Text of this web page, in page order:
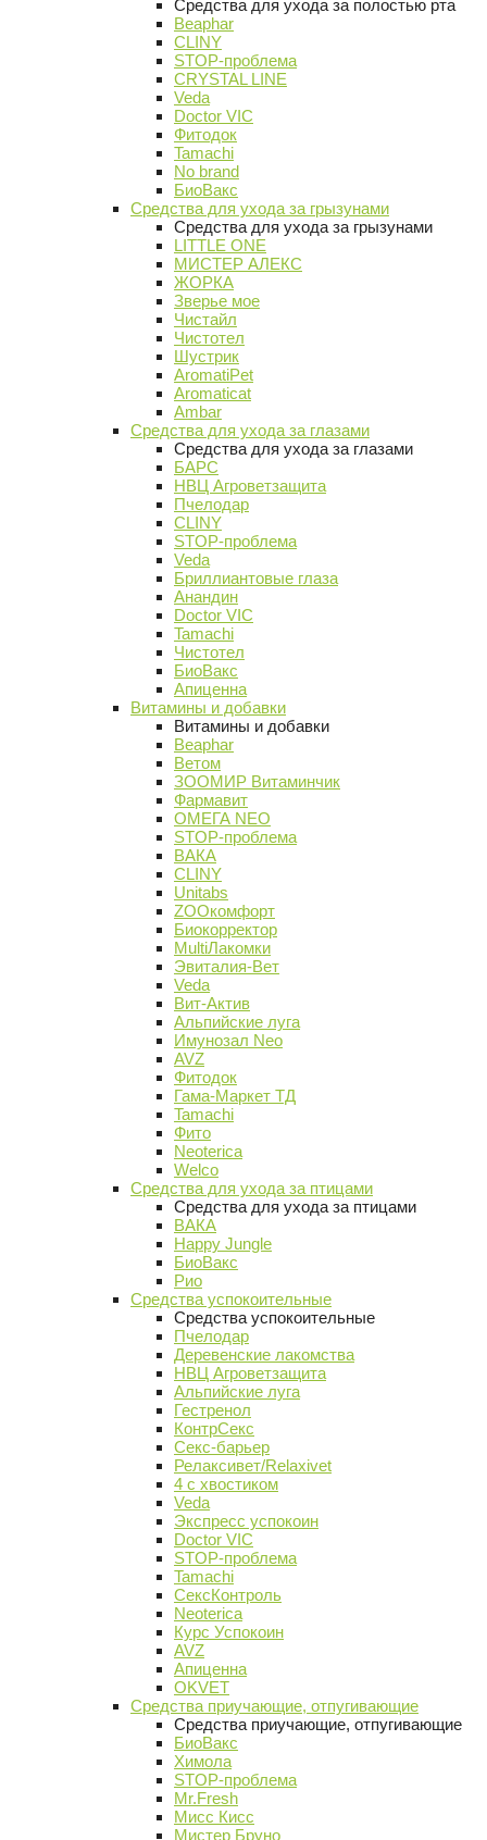
Средства для ухода за полостью рта
Beaphar
CLINY
STOP-проблема
CRYSTAL LINE
Veda
Doctor VIC
Фитодок
Tamachi
No brand
БиоВакс
Средства для ухода за грызунами
Средства для ухода за грызунами
LITTLE ONE
МИСТЕР АЛЕКС
ЖОРКА
Зверье мое
Чистайл
Чистотел
Шустрик
AromatiPet
Aromaticat
Ambar
Средства для ухода за глазами
Средства для ухода за глазами
БАРС
НВЦ Агроветзащита
Пчелодар
CLINY
STOP-проблема
Veda
Бриллиантовые глаза
Анандин
Doctor VIC
Tamachi
Чистотел
БиоВакс
Апиценна
Витамины и добавки
Витамины и добавки
Beaphar
Ветом
ЗООМИР Витаминчик
Фармавит
ОМЕГА NEO
STOP-проблема
ВАКА
CLINY
Unitabs
ZOOкомфорт
Биокорректор
MultiЛакомки
Эвиталия-Вет
Veda
Вит-Актив
Альпийские луга
Имунозал Neo
AVZ
Фитодок
Гама-Маркет ТД
Tamachi
Фито
Neoterica
Welco
Средства для ухода за птицами
Средства для ухода за птицами
ВАКА
Happy Jungle
БиоВакс
Рио
Средства успокоительные
Средства успокоительные
Пчелодар
Деревенские лакомства
НВЦ Агроветзащита
Альпийские луга
Гестренол
КонтрСекс
Секс-барьер
Релаксивет/Relaxivet
4 с хвостиком
Veda
Экспресс успокоин
Doctor VIC
STOP-проблема
Tamachi
СексКонтроль
Neoterica
Курс Успокоин
AVZ
Апиценна
OKVET
Средства приучающие, отпугивающие
Средства приучающие, отпугивающие
БиоВакс
Химола
STOP-проблема
Mr.Fresh
Мисс Кисс
Мистер Бруно